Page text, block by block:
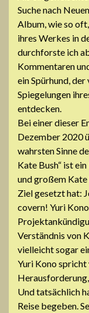
Suche nach
Album, wie so
ihres Werkes in
durchforste ich
Kommentaren
ein Spürhund,
Spiegelungen
entdecken.
Bei einer dieser
Dezember 2020
wahrsten Sinne
Kate Bush“ ist
und großem Kate
Ziel gesetzt hat:
covern! Yuri
Verständnis von
vielleicht sogar
Yuri Kono spricht
Und tatsächlich
Reise begeben.